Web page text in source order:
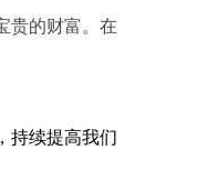
贵的财富。在
持续提高我们